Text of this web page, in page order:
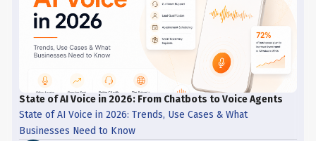
State of AI Voice in 2026: From Chatbots to Voice Agents
State of AI Voice in 2026: Trends, Use Cases & What
Businesses Need to Know